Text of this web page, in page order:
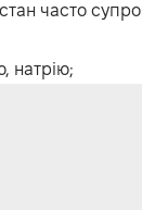
часто
натрію;